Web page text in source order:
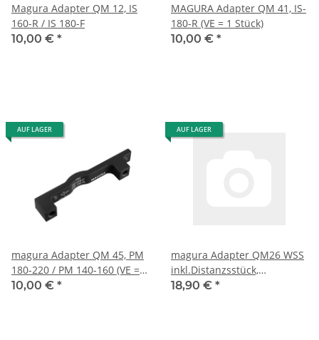
Magura Adapter QM 12, IS
160-R / IS 180-F
10,00 € *
MAGURA Adapter QM 41, IS-
180-R (VE = 1 Stück)
10,00 € *
AUF LAGER
magura Adapter QM 45, PM
180-220 / PM 140-160 (VE = 1
Stück)
10,00 € *
AUF LAGER
magura Adapter QM26 WSS
inkl.Distanzsstück,
Schrauben und Scheiben
18,90 € *